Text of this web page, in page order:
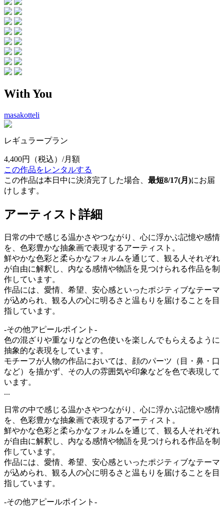
With You
masakotteli
レギュラープラン
4,400円
（税込）/月額
この作品をレンタルする
この作品は本日中に決済完了した場合、 最短8/17(月)にお届
けします。
アーティスト詳細
日常の中で感じる温かさやつながり、心に浮かぶ記憶や感情
を、色彩豊かな抽象画で表現するアーティスト。
鮮やかな色彩と柔らかなフォルムを通じて、観る人それぞれ
が自由に解釈し、内なる感情や物語を見つけられる作品を制
作しています。
作品には、愛情、希望、安心感といったポジティブなテーマ
が込められ、観る人の心に明るさと温もりを届けることを目
指しています。
-その他アピールポイント-
色の混ざりや重なりなどの色使いを楽しんでもらえるように
抽象的な表現をしています。
モチーフが人物の作品においては、顔のパーツ（目・鼻・口
など）を描かず、その人の雰囲気や印象などを色で表現して
います。
...
日常の中で感じる温かさやつながり、心に浮かぶ記憶や感情
を、色彩豊かな抽象画で表現するアーティスト。
鮮やかな色彩と柔らかなフォルムを通じて、観る人それぞれ
が自由に解釈し、内なる感情や物語を見つけられる作品を制
作しています。
作品には、愛情、希望、安心感といったポジティブなテーマ
が込められ、観る人の心に明るさと温もりを届けることを目
指しています。
-その他アピールポイント-